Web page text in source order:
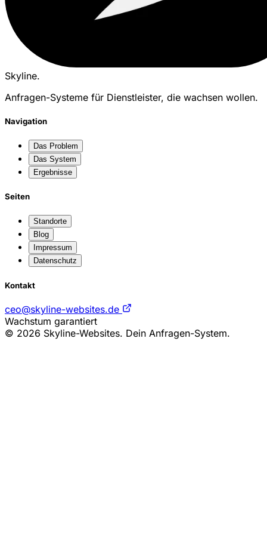
Skyline.
Anfragen-Systeme für Dienstleister, die wachsen wollen.
Navigation
Das Problem
Das System
Ergebnisse
Seiten
Standorte
Blog
Impressum
Datenschutz
Kontakt
ceo@skyline-websites.de
Wachstum garantiert
© 2026 Skyline-Websites. Dein Anfragen-System.